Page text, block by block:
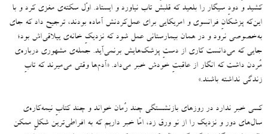
کشید و دودِ سیگار را بلعید که قلبش تاب نیاورد و ایستاد. اوّل سکته‌ی مغزی کرد و با
این‌که پزشکانِ فرانسوی و امریکایی برای عمل‌کردنش آماده بودند، ترجیح داد که جای
به‌خصوصی نرود و در همان بیمارستانی عمل شود که نزدیکِ خانه‌ی ییلاقی‌اش بود؛
جایی که می‌دانست کاری از دستِ پزشک‌هایش برنمی‌آید. جمله‌ی مشهوری درباره‌ی
مُردن داشت که انگار از عاقبتِ خودش خبر می‌داد. «آدم‌ها وقتی می‌میرند که تابِ
زندگی نداشته باشند.»
کسی خبر ندارد در روزهای بازنشستگی چند رُمان خواند و چند کتابِ نیمه‌کاره‌ی
سال‌های دور و نزدیک را از نو ورق زد، امّا خبر داریم که به افراطی‌ترین شکلِ ممکن